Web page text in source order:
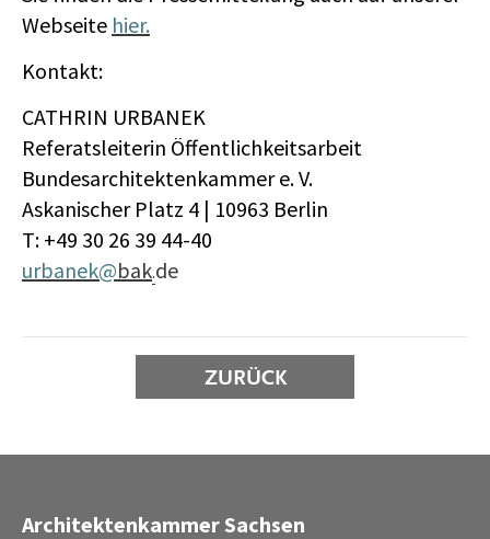
Webseite hier.
Kontakt:
CATHRIN URBANEK
Referatsleiterin Öffentlichkeitsarbeit
Bundesarchitektenkammer e. V.
Askanischer Platz 4 | 10963 Berlin
T: +49 30 26 39 44-40
urbanek@bak·de
ZURÜCK
Architektenkammer Sachsen